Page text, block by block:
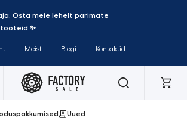
Osta meie lehelt parimate
✨
Meist Blogi Kontaktid
Uued